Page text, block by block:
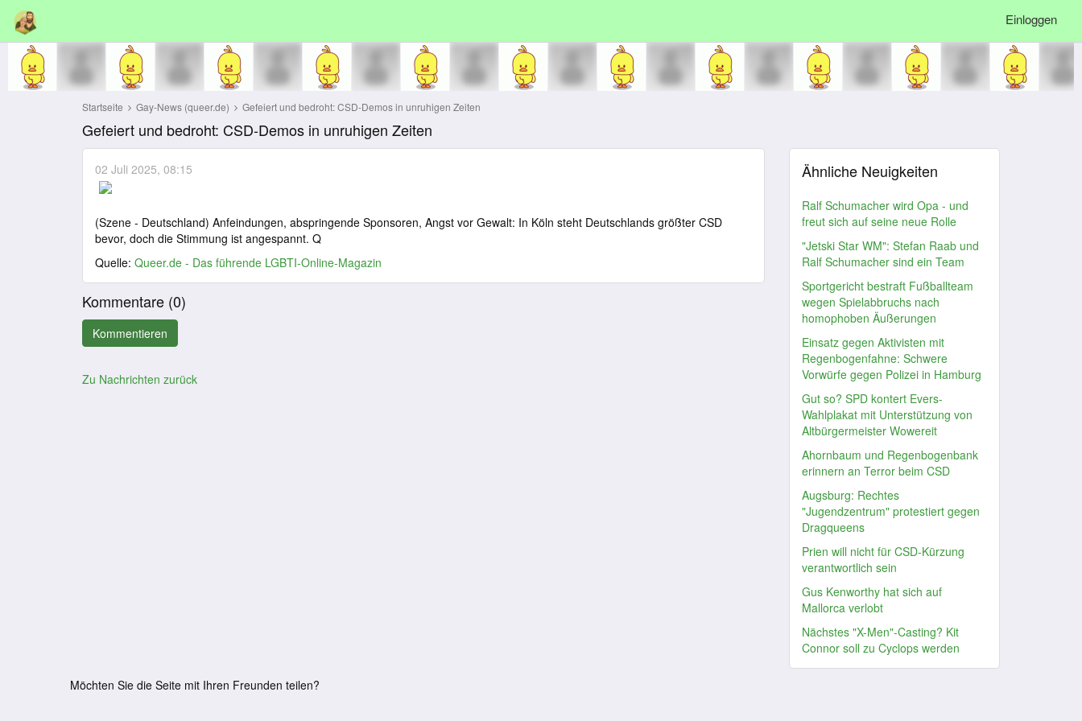
Einloggen
Startseite Gay-News (queer.de) Gefeiert und bedroht: CSD-Demos in unruhigen Zeiten
Gefeiert und bedroht: CSD-Demos in unruhigen Zeiten
02 Juli 2025, 08:15
(Szene - Deutschland) Anfeindungen, abspringende Sponsoren, Angst vor Gewalt: In Köln steht Deutschlands größter CSD
bevor, doch die Stimmung ist angespannt. Q
Quelle: Queer.de - Das führende LGBTI-Online-Magazin
Kommentare (0)
Zu Nachrichten zurück
Ähnliche Neuigkeiten
Ralf Schumacher wird Opa - und
freut sich auf seine neue Rolle
"Jetski Star WM": Stefan Raab und
Ralf Schumacher sind ein Team
Sportgericht bestraft Fußballteam
wegen Spielabbruchs nach
homophoben Äußerungen
Einsatz gegen Aktivisten mit
Regenbogenfahne: Schwere
Vorwürfe gegen Polizei in Hamburg
Gut so? SPD kontert Evers-
Wahlplakat mit Unterstützung von
Altbürgermeister Wowereit
Ahornbaum und Regenbogenbank
erinnern an Terror beim CSD
Augsburg: Rechtes
"Jugendzentrum" protestiert gegen
Dragqueens
Prien will nicht für CSD-Kürzung
verantwortlich sein
Gus Kenworthy hat sich auf
Mallorca verlobt
Nächstes "X-Men"-Casting? Kit
Connor soll zu Cyclops werden
Möchten Sie die Seite mit Ihren Freunden teilen?